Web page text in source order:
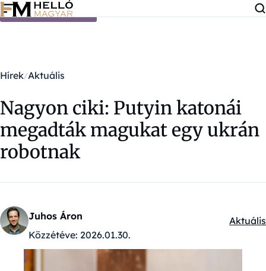
Ugrás a tartalomra
Hírek Aktuális
Nagyon ciki: Putyin katonái
megadták magukat egy ukrán
robotnak
Juhos Áron
Közzétéve: 2026.01.30.
Aktuális